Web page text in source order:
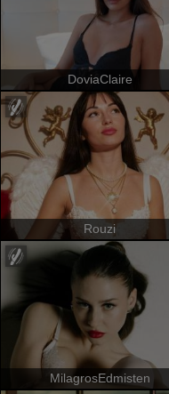
DoviaClaire
Rouzi
MilagrosEdmisten